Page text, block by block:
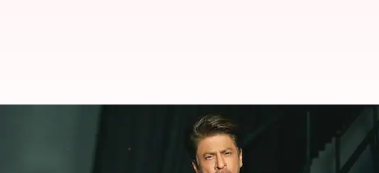
शाहरुख खान की यह फिल्म सिनेमाघरों में